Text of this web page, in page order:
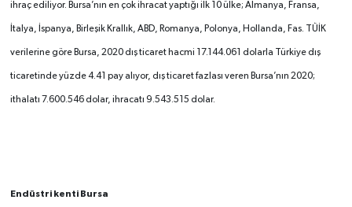
ihraç ediliyor. Bursa’nın en çok ihracat yaptığı ilk 10 ülke; Almanya, Fransa,
İtalya, İspanya, Birleşik Krallık, ABD, Romanya, Polonya, Hollanda, Fas. TÜİK
verilerine göre Bursa, 2020 dış ticaret hacmi 17.144.061 dolarla Türkiye dış
ticaretinde yüzde 4.41 pay alıyor, dış ticaret fazlası veren Bursa’nın 2020;
ithalatı 7.600.546 dolar, ihracatı 9.543.515 dolar.
Endüstri kenti Bursa